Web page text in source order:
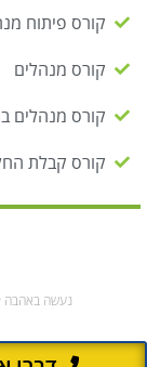
קורס פיתוח
קורס מנהלים
קורס מנהלים
קורס קבלת
נעשה באהבה